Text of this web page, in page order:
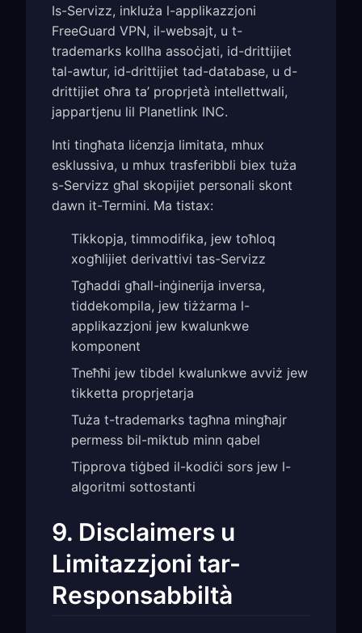
Is-Servizz, inkluża l-applikazzjoni
FreeGuard VPN, il-websajt, u t-
trademarks kollha assoċjati, id-drittijiet
tal-awtur, id-drittijiet tad-database, u d-
drittijiet oħra ta’ proprjetà intellettwali,
jappartjenu lil Planetlink INC.
Inti tingħata liċenzja limitata, mhux
esklussiva, u mhux trasferibbli biex tuża
s-Servizz għal skopijiet personali skont
dawn it-Termini. Ma tistax:
Tikkopja, timmodifika, jew toħloq
xogħlijiet derivattivi tas-Servizz
Tgħaddi għall-inġinerija inversa,
tiddekompila, jew tiżżarma l-
applikazzjoni jew kwalunkwe
komponent
Tneħħi jew tibdel kwalunkwe avviż jew
tikketta proprjetarja
Tuża t-trademarks tagħna mingħajr
permess bil-miktub minn qabel
Tipprova tiġbed il-kodiċi sors jew l-
algoritmi sottostanti
9. Disclaimers u
Limitazzjoni tar-
Responsabbiltà